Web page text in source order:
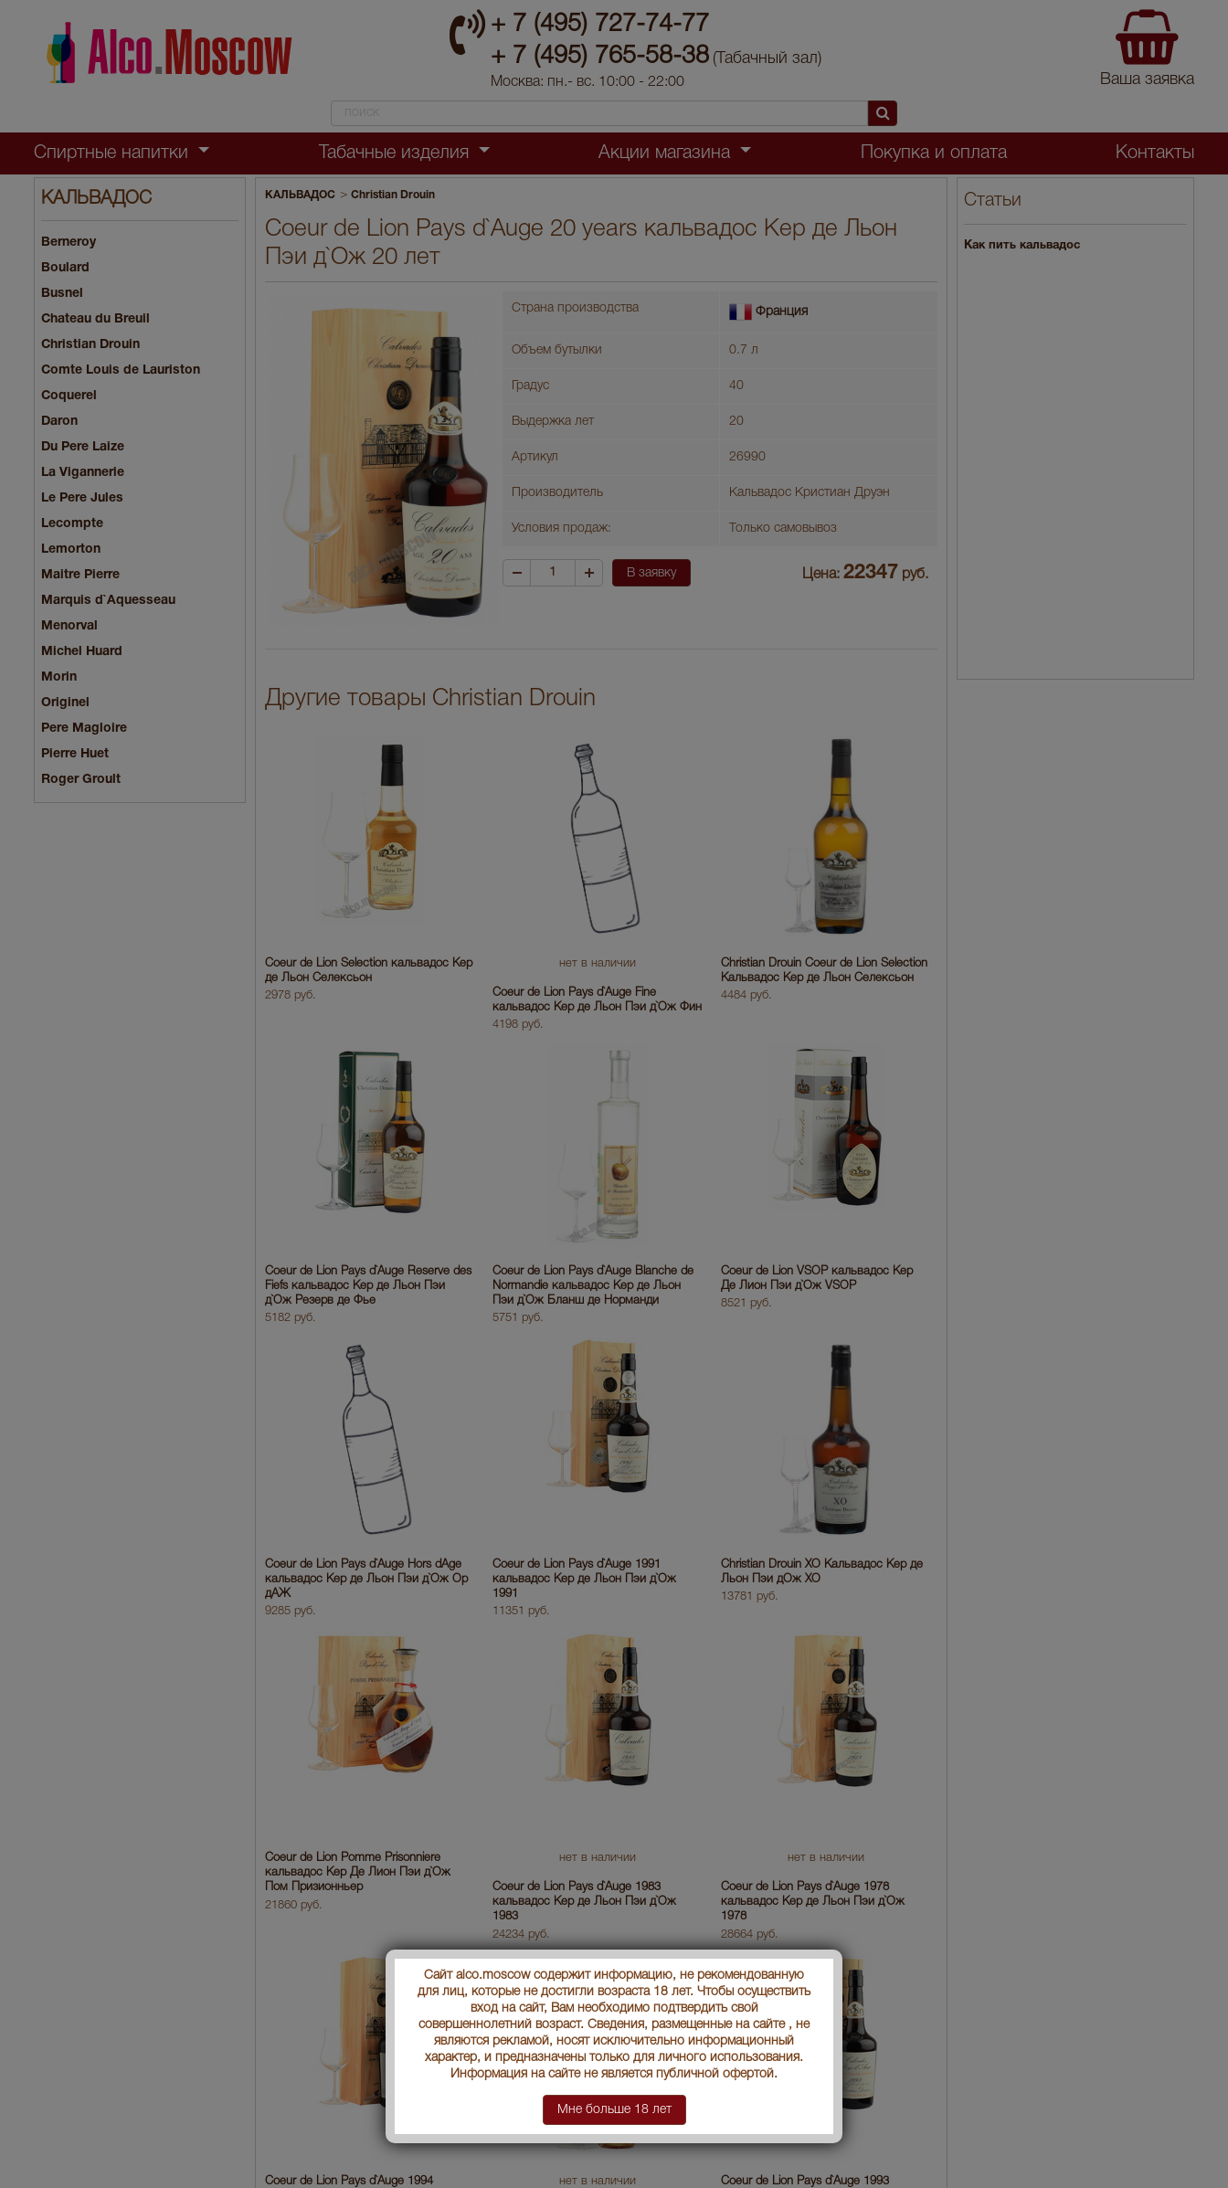
+ 7 (495) 727-74-77
+ 7 (495) 765-58-38 (Табачный зал)
Москва: пн.- вс. 10:00 - 22:00 Ваша заявка
Спиртные напитки Табачные изделия Акции магазина Покупка и оплата Контакты
КАЛЬВАДОС
Berneroy
Boulard
Busnel
Chateau du Breuil
Christian Drouin
Comte Louis de Lauriston
Coquerel
Daron
Du Pere Laize
La Vigannerie
Le Pere Jules
Lecompte
Lemorton
Maitre Pierre
Marquis d`Aquesseau
Menorval
Michel Huard
Morin
Originel
Pere Magloire
Pierre Huet
Roger Groult
КАЛЬВАДОС > Christian Drouin
Coeur de Lion Pays d`Auge 20 years кальвадос Кер де Льон
Пэи д`Ож 20 лет
Страна производства Франция
Объем бутылки 0.7 л
Градус 40
Выдержка лет 20
Артикул 26990
Производитель Кальвадос Кристиан Друэн
Условия продаж: Только самовывоз
В заявку Цена: 22347 руб.
Другие товары Christian Drouin
Coeur de Lion Selection кальвадос Кер
де Льон Селексьон
2978 руб.
нет в наличии
Coeur de Lion Pays d`Auge Fine
кальвадос Кер де Льон Пэи д`Ож Фин
4198 руб.
Christian Drouin Coeur de Lion Selection
Кальвадос Кер де Льон Селексьон
4484 руб.
Coeur de Lion Pays d`Auge Reserve des
Fiefs кальвадос Кер де Льон Пэи
д`Ож Резерв де Фье
5182 руб.
Coeur de Lion Pays d`Auge Blanche de
Normandie кальвадос Кер де Льон
Пэи д`Ож Бланш де Норманди
5751 руб.
Coeur de Lion VSOP кальвадос Кер
Де Лион Пэи д`Ож VSOP
8521 руб.
Coeur de Lion Pays d`Auge Hors dAge
кальвадос Кер де Льон Пэи д`Ож Ор
дАЖ
9285 руб.
Coeur de Lion Pays d`Auge 1991
кальвадос Кер де Льон Пэи д`Ож
1991
11351 руб.
Christian Drouin XO Кальвадос Кер де
Льон Пэи дОж ХО
13781 руб.
Coeur de Lion Pomme Prisonniere
кальвадос Кер Де Лион Пэи д`Ож
Пом Призионньер
21860 руб.
нет в наличии
Coeur de Lion Pays d`Auge 1983
кальвадос Кер де Льон Пэи д`Ож
1983
24234 руб.
нет в наличии
Coeur de Lion Pays d`Auge 1978
кальвадос Кер де Льон Пэи д`Ож
1978
28664 руб.
Coeur de Lion Pays d`Auge 1994
нет в наличии
Coeur de Lion Pays d`Auge 1993
Статьи
Как пить кальвадос
Сайт alco.moscow содержит информацию, не рекомендованную
для лиц, которые не достигли возраста 18 лет. Чтобы осуществить
вход на сайт, Вам необходимо подтвердить свой
совершеннолетний возраст. Сведения, размещенные на сайте , не
являются рекламой, носят исключительно информационный
характер, и предназначены только для личного использования.
Информация на сайте не является публичной офертой.
Мне больше 18 лет